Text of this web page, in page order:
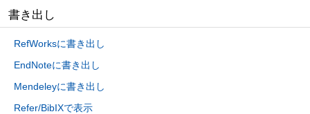
書き出し
RefWorksに書き出し
EndNoteに書き出し
Mendeleyに書き出し
Refer/BibIXで表示